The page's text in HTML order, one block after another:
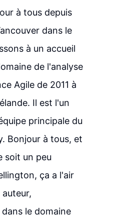
à tous depuis
dans le
à un accueil
de l'analyse
Agile de 2011 à
Il est l'un
principale du
Bonjour à tous, et
soit un peu
ça a l'air
le domaine